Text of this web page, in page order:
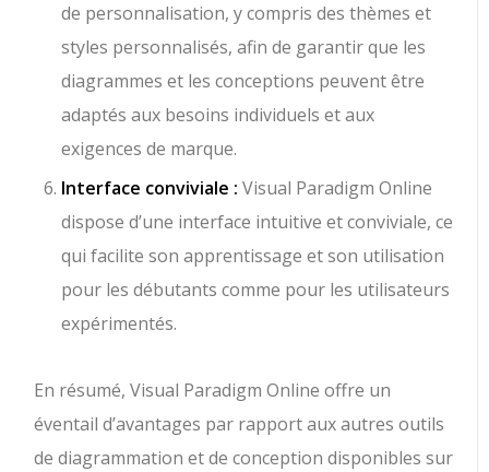
de personnalisation, y compris des thèmes et
styles personnalisés, afin de garantir que les
diagrammes et les conceptions peuvent être
adaptés aux besoins individuels et aux
exigences de marque.
Interface conviviale : Visual Paradigm Online
dispose d’une interface intuitive et conviviale, ce
qui facilite son apprentissage et son utilisation
pour les débutants comme pour les utilisateurs
expérimentés.
En résumé, Visual Paradigm Online offre un
éventail d’avantages par rapport aux autres outils
de diagrammation et de conception disponibles sur